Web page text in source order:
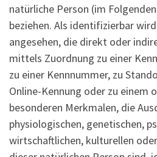
natürliche Person (im
beziehen. Als identifizierbar
angesehen, die direkt oder
mittels Zuordnung zu einer
zu einer Kennnummer, zu
Online-Kennung oder zu einem
besonderen Merkmalen, die
physiologischen, genetischen,
wirtschaftlichen, kulturellen